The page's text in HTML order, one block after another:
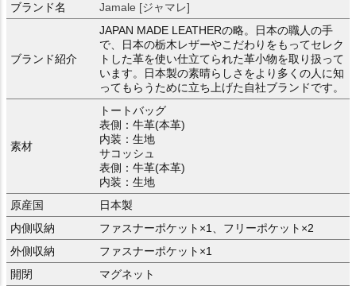
ブランド名
Jamale [ジャマレ]
ブランド紹介
JAPAN MADE LEATHERの略。日本の職人の手
で、日本の栃木レザーやこだわりをもってセレク
トした革を使い仕立てられた革小物を取り扱って
います。日本製の素晴らしさをより多くの人に知
ってもらうために立ち上げた自社ブランドです。
素材
トートバッグ
表側：牛革(本革)
内装：生地
サコッシュ
表側：牛革(本革)
内装：生地
原産国
日本製
内側収納
ファスナーポケット×1、フリーポケット×2
外側収納
ファスナーポケット×1
開閉
マグネット